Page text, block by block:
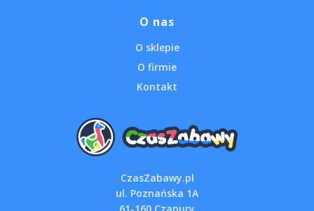
O nas
O sklepie
O firmie
Kontakt
CzasZabawy.pl
ul. Poznańska 1A